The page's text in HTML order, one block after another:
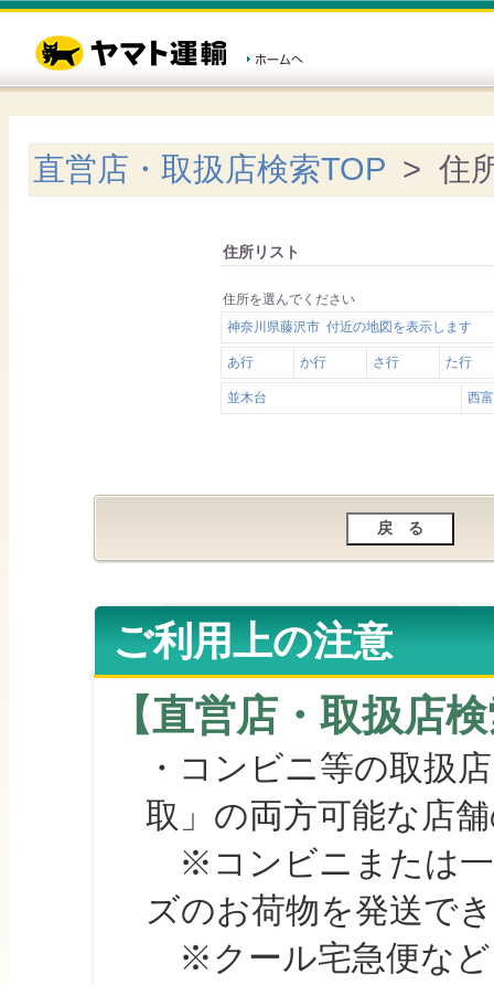
直営店・取扱店検索TOP > 住
住所リスト
住所を選んでください
神奈川県藤沢市 付近の地図を表示します
あ行 か行 さ行 た行
並木台 西富
ご利用上の注意
【直営店・取扱店
・コンビニ等の取扱
取」の両方可能な店
※コンビニまたは一
ズのお荷物を発送で
※クール宅急便など